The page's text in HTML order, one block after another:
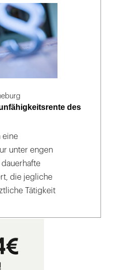
des
eine
unter engen
dauerhafte
die jegliche
Tätigkeit